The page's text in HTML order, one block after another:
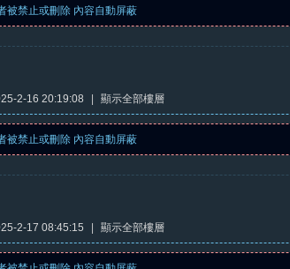
被禁止或刪除 內容自動屏蔽
2-16 20:19:08 顯示全部樓層
被禁止或刪除 內容自動屏蔽
2-17 08:45:15 顯示全部樓層